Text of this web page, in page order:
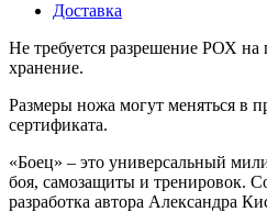
Доставка
Не требуется разрешение РОХ
хранение.
Размеры ножа могут меняться в
сертификата.
«Боец» – это универсальный
боя, самозащиты и тренировок.
разработка автора Александра